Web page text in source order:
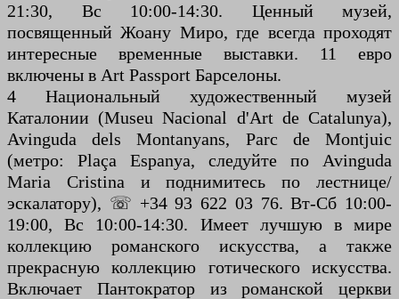
21:30, Вс 10:00-14:30. Ценный музей,
посвященный Жоану Миро, где всегда проходят
интересные временные выставки. 11 евро
включены в Art Passport Барселоны.
4 Национальный художественный музей
Каталонии (Museu Nacional d'Art de Catalunya),
Avinguda dels Montanyans, Parc de Montjuic
(метро: Plaça Espanya, следуйте по Avinguda
Maria Cristina и поднимитесь по лестнице/
эскалатору), ☏ +34 93 622 03 76. Вт-Сб 10:00-
19:00, Вс 10:00-14:30. Имеет лучшую в мире
коллекцию романского искусства, а также
прекрасную коллекцию готического искусства.
Включает Пантократор из романской церкви